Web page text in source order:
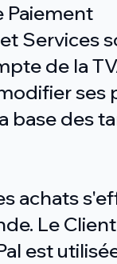
Paiement
Services
de la
base des
achats
Le
est